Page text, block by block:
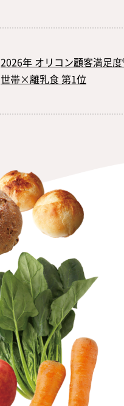
2026年 オリコン顧客満足
世帯×離乳食 第1位